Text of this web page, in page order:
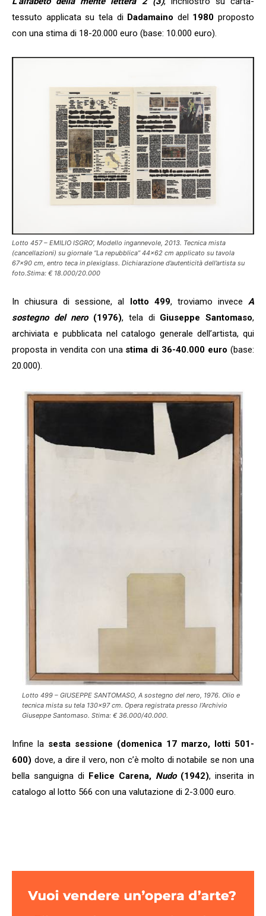
tessuto applicata su tela diDadamaino del 1980 proposto
con una stima di 18-20.000 euro (base: 10.000 euro).
Lotto 457 – EMILIO ISGRO’, Modello ingannevole, 2013. Tecnica mista
(cancellazioni) su giornale “La repubblica” 44×62 cm applicato su tavola
67×90 cm, entro teca in plexiglass. Dichiarazione d’autenticità dell’artista su
foto.Stima: € 18.000/20.000
In chiusura di sessione, al lotto 499, troviamo inveceA
sostegno del nero(1976), tela diGiuseppe Santomaso,
archiviata e pubblicata nel catalogo generale dell’artista, qui
proposta in vendita con una stima di 36-40.000 euro (base:
20.000).
Lotto 499 – GIUSEPPE SANTOMASO, A sostegno del nero, 1976. Olio e
tecnica mista su tela 130×97 cm. Opera registrata presso l’Archivio
Giuseppe Santomaso. Stima: € 36.000/40.000.
Infine la sesta sessione (domenica 17 marzo, lotti 501-
600) dove, a dire il vero, non c’è molto di notabile se non una
bella sanguigna di Felice Carena, Nudo(1942), inserita in
catalogo al lotto 566 con una valutazione di 2-3.000 euro.